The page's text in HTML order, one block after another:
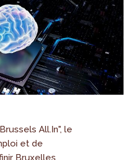
All.In", le
et de
Bruxelles